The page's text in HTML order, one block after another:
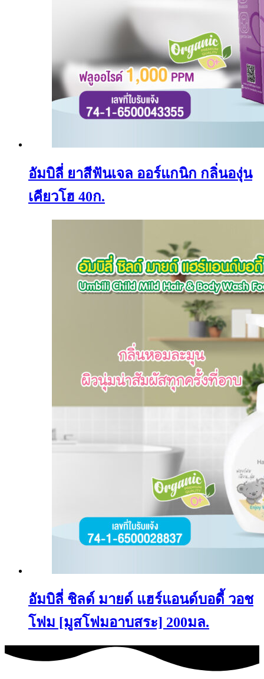
อัมบิลี่ ยาสีฟันเจล ออร์แกนิก กลิ่นองุ่น
เคียวโฮ 40ก.
อัมบิลี่ ชิลด์ มายด์ แฮร์แอนด์บอดี้ วอช
โฟม [มูสโฟมอาบสระ] 200มล.